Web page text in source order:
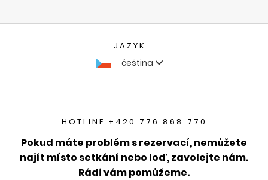
JAZYK
čeština
HOTLINE +420 776 868 770
Pokud máte problém s rezervací, nemůžete
najít místo setkání nebo loď, zavolejte nám.
Rádi vám pomůžeme.